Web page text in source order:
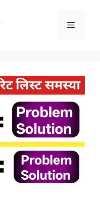
Menu